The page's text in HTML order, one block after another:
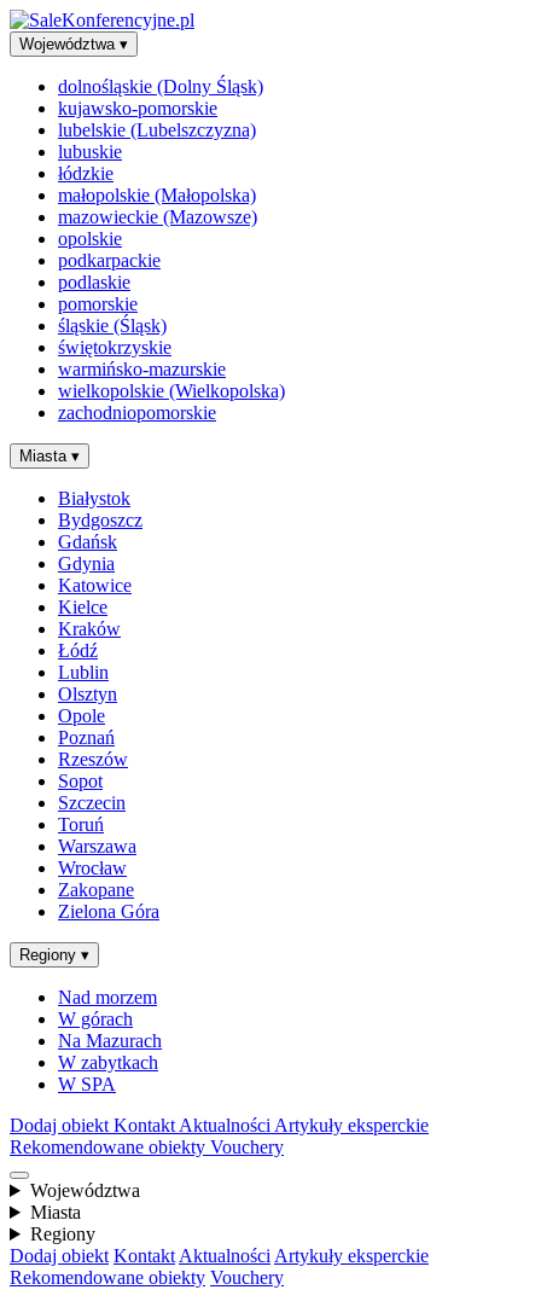
Województwa ▾
dolnośląskie (Dolny Śląsk)
kujawsko-pomorskie
lubelskie (Lubelszczyzna)
lubuskie
łódzkie
małopolskie (Małopolska)
mazowieckie (Mazowsze)
opolskie
podkarpackie
podlaskie
pomorskie
śląskie (Śląsk)
świętokrzyskie
warmińsko-mazurskie
wielkopolskie (Wielkopolska)
zachodniopomorskie
Miasta ▾
Białystok
Bydgoszcz
Gdańsk
Gdynia
Katowice
Kielce
Kraków
Łódź
Lublin
Olsztyn
Opole
Poznań
Rzeszów
Sopot
Szczecin
Toruń
Warszawa
Wrocław
Zakopane
Zielona Góra
Regiony ▾
Nad morzem
W górach
Na Mazurach
W zabytkach
W SPA
Dodaj obiekt Kontakt Aktualności Artykuły eksperckie
Rekomendowane obiekty Vouchery
Województwa
Miasta
Regiony
Dodaj obiekt Kontakt Aktualności Artykuły eksperckie
Rekomendowane obiekty Vouchery